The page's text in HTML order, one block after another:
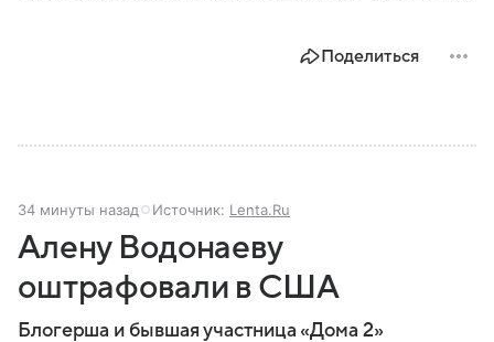
Поделиться
34 минуты назад Источник: Lenta.Ru
Алену Водонаеву
оштрафовали в США
Блогерша и бывшая участница «Дома 2»